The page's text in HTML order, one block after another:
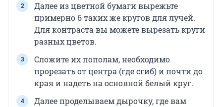
Далее из цветной бумаги вырежьте
примерно 6 таких же кругов для лучей.
Для контраста вы можете вырезать круги
разных цветов.
Сложите их пополам, необходимо
прорезать от центра (где сгиб) и почти до
края и надеть на основной белый круг.
Далее проделываем дырочку, где вам